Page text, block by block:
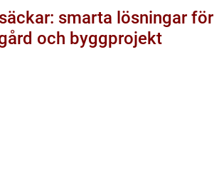
smarta lösningar för
och byggprojekt